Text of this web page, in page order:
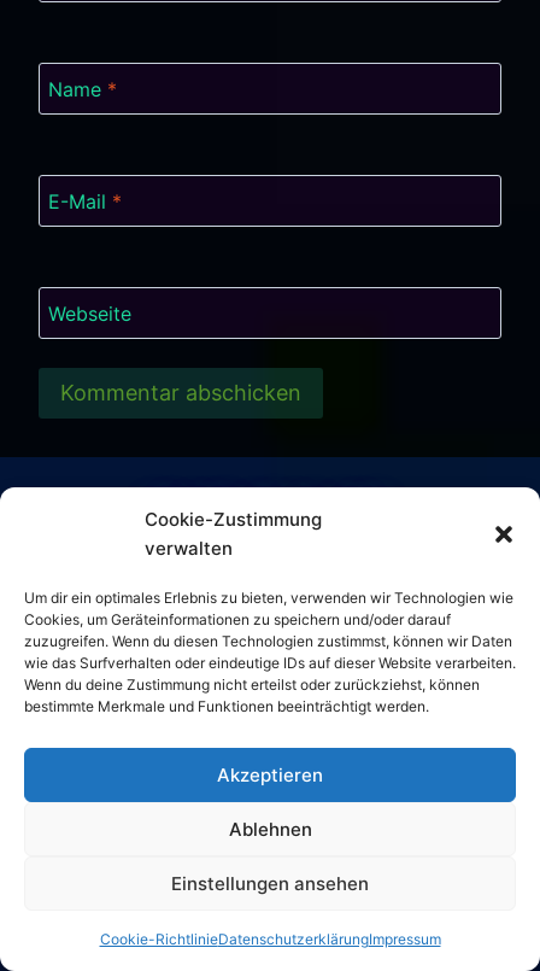
Cookie-Zustimmung
verwalten
Um dir ein optimales Erlebnis zu bieten, verwenden wir Technologien wie
Cookies, um Geräteinformationen zu speichern und/oder darauf
zuzugreifen. Wenn du diesen Technologien zustimmst, können wir Daten
wie das Surfverhalten oder eindeutige IDs auf dieser Website verarbeiten.
Wenn du deine Zustimmung nicht erteilst oder zurückziehst, können
bestimmte Merkmale und Funktionen beeinträchtigt werden.
Akzeptieren
Ablehnen
Einstellungen ansehen
Cookie-RichtlinieDatenschutzerklärungImpressum
Name *
E-Mail *
Webseite
GEISTPLAN FOLGEN:
YouTube
Facebook Gruppe
Pinterest
Google Bewertungen
E-Mail
UNTERSTÜTZE UNSERE ARBEIT